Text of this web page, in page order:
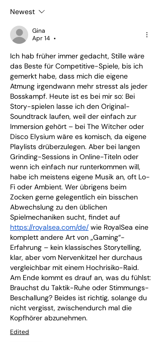
Newest
Gina
Apr 14
•
Ich hab früher immer gedacht, Stille wäre
das Beste für Competitive-Spiele, bis ich
gemerkt habe, dass mich die eigene
Atmung irgendwann mehr stresst als jeder
Bosskampf. Heute ist es bei mir so: Bei
Story-spielen lasse ich den Original-
Soundtrack laufen, weil der einfach zur
Immersion gehört – bei The Witcher oder
Disco Elysium wäre es komisch, da eigene
Playlists drüberzulegen. Aber bei langen
Grinding-Sessions in Online-Titeln oder
wenn ich einfach nur runterkommen will,
habe ich meistens eigene Musik an, oft Lo-
Fi oder Ambient. Wer übrigens beim
Zocken gerne gelegentlich ein bisschen
Abwechslung zu den üblichen
https://royalsea.com/de/ wie RoyalSea eine
komplett andere Art von „Gaming“-
Erfahrung – kein klassisches Storytelling,
klar, aber vom Nervenkitzel her durchaus
vergleichbar mit einem Hochrisiko-Raid.
Am Ende kommt es drauf an, was du fühlst:
Brauchst du Taktik-Ruhe oder Stimmungs-
Beschallung? Beides ist richtig, solange du
nicht vergisst, zwischendurch mal die
Kopfhörer abzunehmen.
Edited